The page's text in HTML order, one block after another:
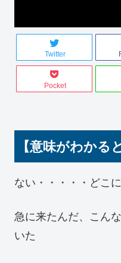
Twitter
Pocket
【意味がわかる
ない・・・・・どこ
急に来たんだ、こん
いた